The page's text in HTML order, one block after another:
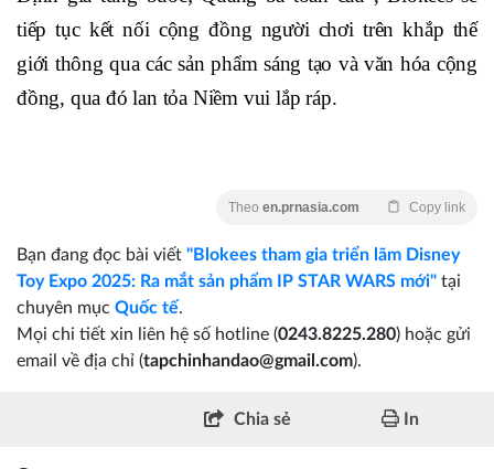
tiếp tục kết nối cộng đồng người chơi trên khắp thế
giới thông qua các sản phẩm sáng tạo và văn hóa cộng
đồng, qua đó lan tỏa Niềm vui lắp ráp.
Theo en.prnasia.com Copy link
Bạn đang đọc bài viết "Blokees tham gia triển lãm Disney
Toy Expo 2025: Ra mắt sản phẩm IP STAR WARS mới" tại
chuyên mục Quốc tế.
Mọi chi tiết xin liên hệ số hotline (0243.8225.280) hoặc gửi
email về địa chỉ (tapchinhandao@gmail.com).
Chia sẻ In